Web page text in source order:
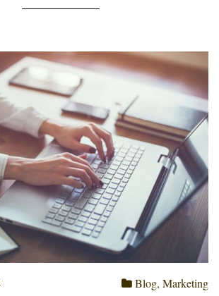
Blog, Marketing